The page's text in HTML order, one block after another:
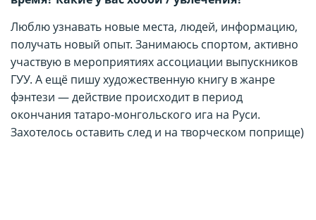
Люблю узнавать новые места, людей, информацию,
получать новый опыт. Занимаюсь спортом, активно
участвую в мероприятиях ассоциации выпускников
ГУУ. А ещё пишу художественную книгу в жанре
фэнтези — действие происходит в период
окончания татаро-монгольского ига на Руси.
Захотелось оставить след и на творческом поприще)